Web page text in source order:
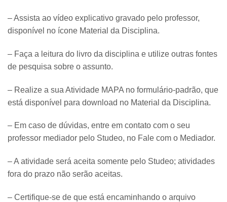
– Assista ao vídeo explicativo gravado pelo professor,
disponível no ícone Material da Disciplina.
– Faça a leitura do livro da disciplina e utilize outras fontes
de pesquisa sobre o assunto.
– Realize a sua Atividade MAPA no formulário-padrão, que
está disponível para download no Material da Disciplina.
– Em caso de dúvidas, entre em contato com o seu
professor mediador pelo Studeo, no Fale com o Mediador.
– A atividade será aceita somente pelo Studeo; atividades
fora do prazo não serão aceitas.
– Certifique-se de que está encaminhando o arquivo